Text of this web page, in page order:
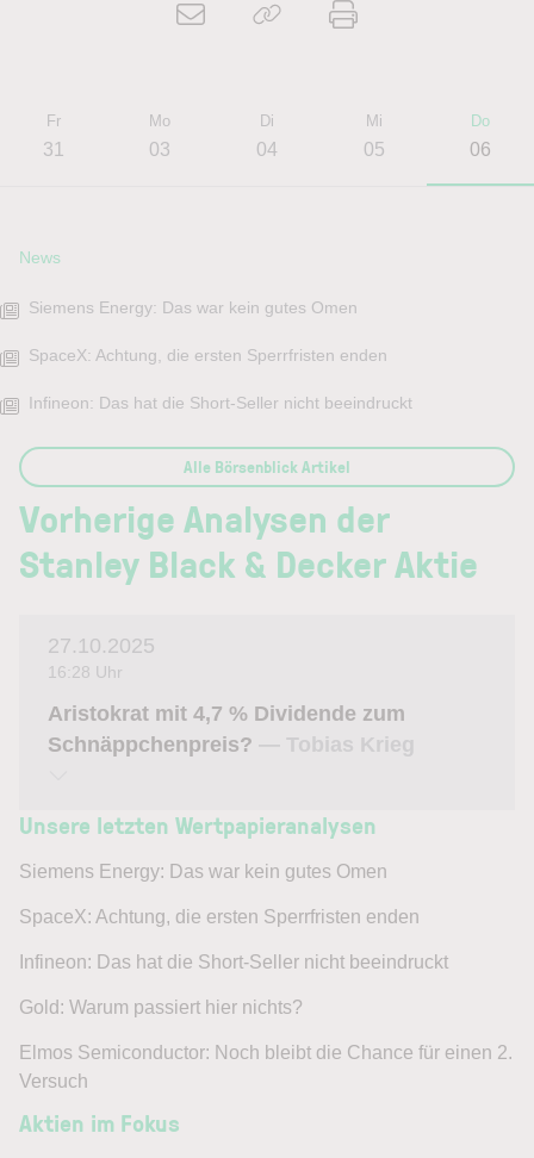
Fr
31
Mo
03
Di
04
Mi
05
Do
06
News
Siemens Energy: Das war kein gutes Omen
SpaceX: Achtung, die ersten Sperrfristen enden
Infineon: Das hat die Short-Seller nicht beeindruckt
Alle Börsenblick Artikel
Vorherige Analysen der
Stanley Black & Decker Aktie
27.10.2025
16:28 Uhr
Aristokrat mit 4,7 % Dividende zum
Schnäppchenpreis? — Tobias Krieg
Unsere letzten Wertpapieranalysen
Siemens Energy: Das war kein gutes Omen
SpaceX: Achtung, die ersten Sperrfristen enden
Infineon: Das hat die Short-Seller nicht beeindruckt
Gold: Warum passiert hier nichts?
Elmos Semiconductor: Noch bleibt die Chance für einen 2.
Versuch
Aktien im Fokus